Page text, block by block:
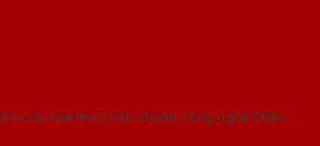
cứu cửa theo tiêu chuẩn công nghệ Châu